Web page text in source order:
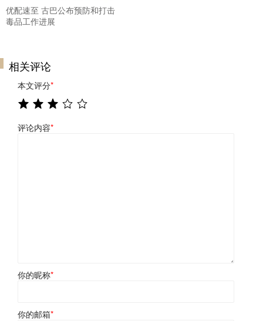
优配速至 古巴公布预防和打击
毒品工作进展
相关评论
本文评分*
评论内容*
你的昵称*
你的邮箱*